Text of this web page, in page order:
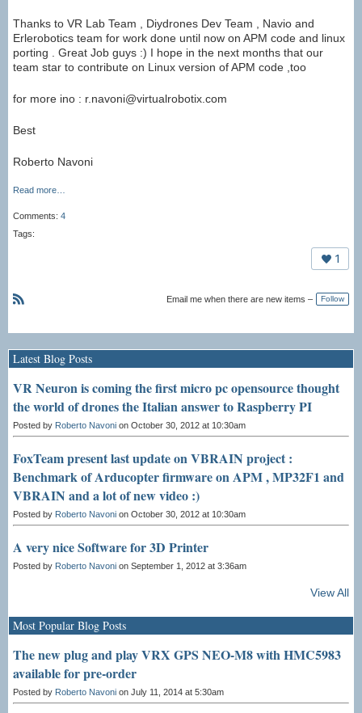
Thanks to VR Lab Team , Diydrones Dev Team , Navio and
Erlerobotics team for work done until now on APM code and linux
porting . Great Job guys :) I hope in the next months that our
team star to contribute on Linux version of APM code ,too
for more ino : r.navoni@virtualrobotix.com
Best
Roberto Navoni
Read more…
Comments: 4
Tags:
1
S
Email me when there are new items – Follow
Latest Blog Posts
VR Neuron is coming the first micro pc opensource thought
the world of drones the Italian answer to Raspberry PI
Posted by Roberto Navoni on October 30, 2012 at 10:30am
FoxTeam present last update on VBRAIN project :
Benchmark of Arducopter firmware on APM , MP32F1 and
VBRAIN and a lot of new video :)
Posted by Roberto Navoni on October 30, 2012 at 10:30am
A very nice Software for 3D Printer
Posted by Roberto Navoni on September 1, 2012 at 3:36am
View All
Most Popular Blog Posts
The new plug and play VRX GPS NEO-M8 with HMC5983
available for pre-order
Posted by Roberto Navoni on July 11, 2014 at 5:30am